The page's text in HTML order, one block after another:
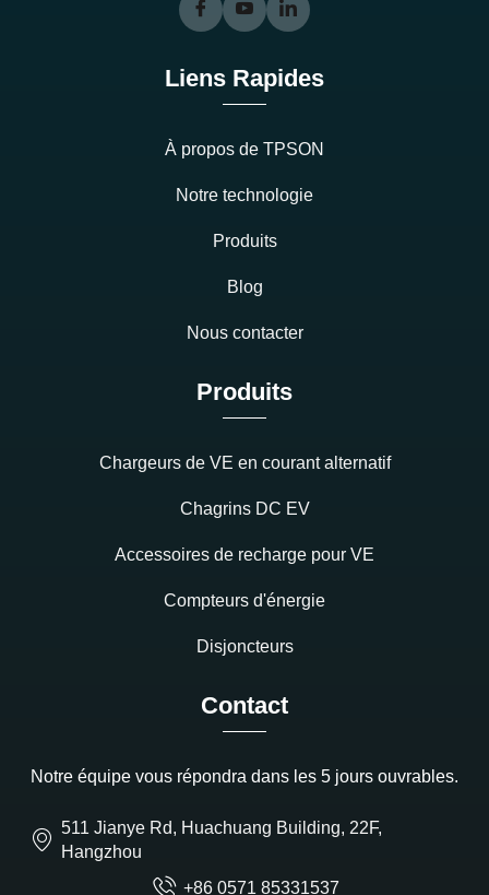
Liens Rapides
À propos de TPSON
Notre technologie
Produits
Blog
Nous contacter
Produits
Chargeurs de VE en courant alternatif
Chagrins DC EV
Accessoires de recharge pour VE
Compteurs d'énergie
Disjoncteurs
Contact
Notre équipe vous répondra dans les 5 jours ouvrables.
511 Jianye Rd, Huachuang Building, 22F,
Hangzhou
+86 0571 85331537